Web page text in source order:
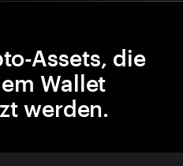
Assets, die
Wallet
werden.